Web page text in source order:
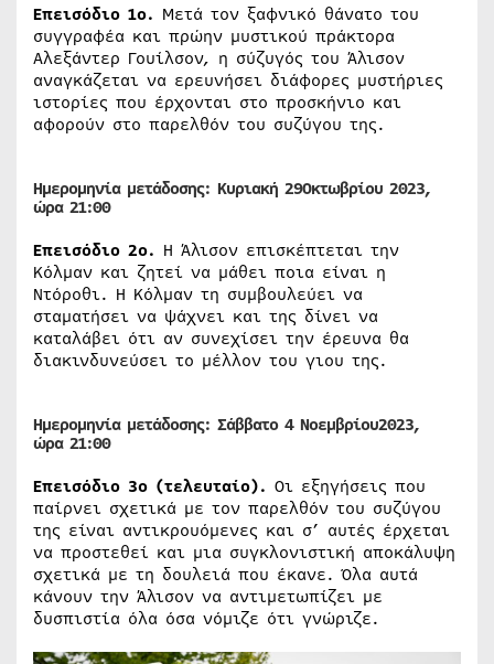
Eπεισόδιο 1ο. Μετά τον ξαφνικό θάνατο του
συγγραφέα και πρώην μυστικού πράκτορα
Αλεξάντερ Γουίλσον, η σύζυγός του Άλισον
αναγκάζεται να ερευνήσει διάφορες μυστήριες
ιστορίες που έρχονται στο προσκήνιο και
αφορούν στο παρελθόν του συζύγου της.
Ημερομηνία μετάδοσης: Κυριακή 29Οκτωβρίου 2023,
ώρα 21:00
Eπεισόδιο 2ο. Η Άλισον επισκέπτεται την
Κόλμαν και ζητεί να μάθει ποια είναι η
Ντόροθι. Η Κόλμαν τη συμβουλεύει να
σταματήσει να ψάχνει και της δίνει να
καταλάβει ότι αν συνεχίσει την έρευνα θα
διακινδυνεύσει το μέλλον του γιου της.
Ημερομηνία μετάδοσης: Σάββατο4 Νοεμβρίου2023,
ώρα 21:00
Eπεισόδιο 3ο (τελευταίο). Οι εξηγήσεις που
παίρνει σχετικά με τον παρελθόν του συζύγου
της είναι αντικρουόμενες και σ’ αυτές έρχεται
να προστεθεί και μια συγκλονιστική αποκάλυψη
σχετικά με τη δουλειά που έκανε. Όλα αυτά
κάνουν την Άλισον να αντιμετωπίζει με
δυσπιστία όλα όσα νόμιζε ότι γνώριζε.